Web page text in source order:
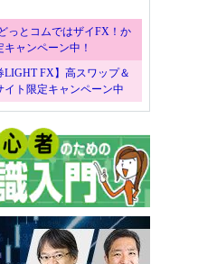
っとコムではザイFX！か
ャンペーン中！
LIGHT FX】高スワップ＆
イト限定キャンペーン中